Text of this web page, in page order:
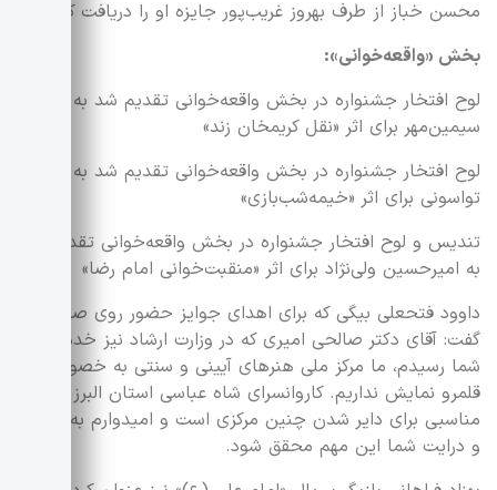
محسن خباز از طرف بهروز غریب‌پور جایزه او را دریافت کرد.
بخش «واقعه‌خوانی»:
لوح افتخار جشنواره در بخش واقعه‌خوانی تقدیم شد به پریسا
سیمین‌مهر برای اثر «نقل کریمخان زند»
لوح افتخار جشنواره در بخش واقعه‌خوانی تقدیم شد به مریم
تواسونی برای اثر «خیمه‌شب‌بازی»
تندیس و لوح افتخار جشنواره در بخش واقعه‌خوانی تقدیم شد
به امیرحسین ولی‌نژاد برای اثر «منقبت‌خوانی امام رضا»
داوود فتحعلی بیگی که برای اهدای جوایز حضور روی صحنه
گفت: آقای دکتر صالحی امیری که در وزارت ارشاد نیز خدمت
شما رسیدم، ما مرکز ملی هنرهای آیینی و سنتی به خصوص در
قلمرو نمایش نداریم. کاروانسرای شاه عباسی استان البرز جای
مناسبی برای دایر شدن چنین مرکزی است و امیدوارم به همت
و درایت شما این مهم‌ محقق شود.